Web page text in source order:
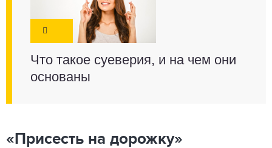
Что такое суеверия, и на чем они
основаны
«Присесть на дорожку»